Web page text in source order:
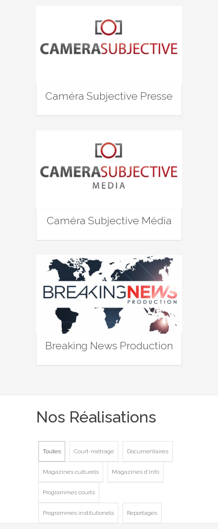
Caméra Subjective Presse
Caméra Subjective Média
Breaking News Production
Nos Réalisations
Toutes Court-métrage Documentaires
Magazines culturels Magazines d'info
Programmes courts
Programmes institutionels Reportages